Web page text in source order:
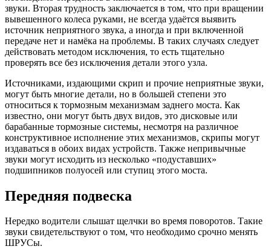
звуки. Вторая трудность заключается в том, что при вращении
вывешенного колеса руками, не всегда удаётся выявить
источник неприятного звука, а иногда и при включенной
передаче нет и намёка на проблемы. В таких случаях следует
действовать методом исключения, то есть тщательно
проверять все без исключения детали этого узла.
Источниками, издающими скрип и прочие неприятные звуки,
могут быть многие детали, но в большей степени это
относиться к тормозным механизмам заднего моста. Как
известно, они могут быть двух видов, это дисковые или
барабанные тормозные системы, несмотря на различное
конструктивное исполнение этих механизмов, скрипы могут
издаваться в обоих видах устройств. Также непривычные
звуки могут исходить из несколько «подуставших»
подшипников полуосей или ступиц этого моста.
Передняя подвеска
Нередко водители слышат щелчки во время поворотов. Такие
звуки свидетельствуют о том, что необходимо срочно менять
ШРУСы.